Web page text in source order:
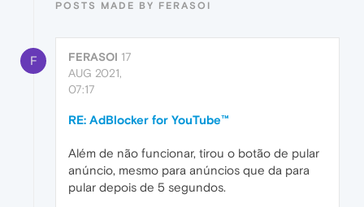
POSTS MADE BY FERASOI
F FERASOI 17
AUG 2021,
07:17
RE: AdBlocker for YouTube™
Além de não funcionar, tirou o botão de pular
anúncio, mesmo para anúncios que da para
pular depois de 5 segundos.